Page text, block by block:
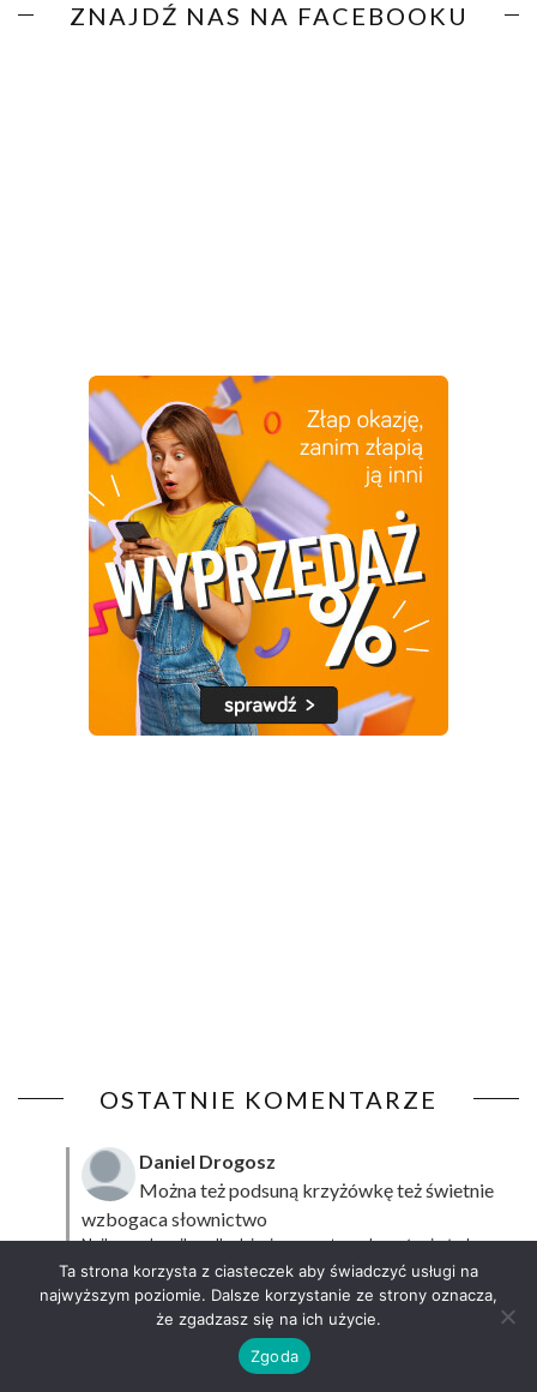
ZNAJDŹ NAS NA FACEBOOKU
OSTATNIE KOMENTARZE
Daniel Drogosz
Można też podsuną krzyżówkęteż świetnie
wzbogaca słownictwo
Najlepsze komiksy dla dzieci – co warto podsunąć najmłodszym
czytelnikom?·19 February 2025
zalukajmy.pl
Super książka fajnie się czyta, ale też polecam
sprawdzić film bo jest też super np tutaj:
Ta strona korzysta z ciasteczek aby świadczyć usługi na
najwyższym poziomie. Dalsze korzystanie ze strony oznacza,
że zgadzasz się na ich użycie.
Zgoda